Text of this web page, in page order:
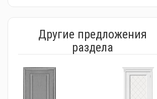
Другие предложения
раздела